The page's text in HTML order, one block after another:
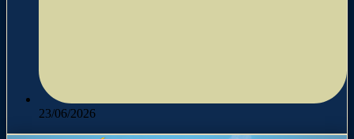
23/06/2026